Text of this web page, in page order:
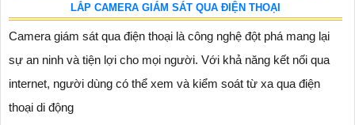
LẮP CAMERA GIÁM SÁT QUA ĐIỆN THOẠI
Camera giám sát qua điện thoại là công nghệ đột phá mang lại
sự an ninh và tiện lợi cho mọi người. Với khả năng kết nối qua
internet, người dùng có thể xem và kiểm soát từ xa qua điện
thoại di động